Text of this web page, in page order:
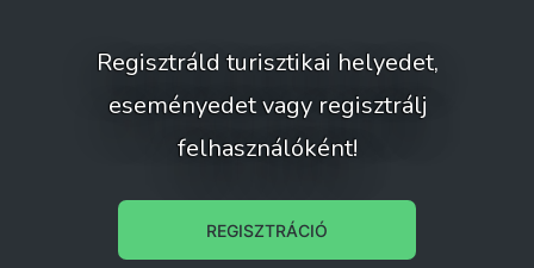
Regisztráld turisztikai helyedet,
eseményedet vagy regisztrálj
felhasználóként!
REGISZTRÁCIÓ